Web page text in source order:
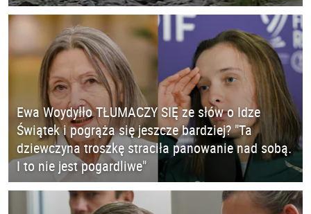
Ewa Woydyłło TŁUMACZY SIĘ ze słów o Idze
Świątek i pogrąża się jeszcze bardziej? "Ta
dziewczyna troszkę straciła panowanie nad sobą.
I to nie jest pogardliwe"